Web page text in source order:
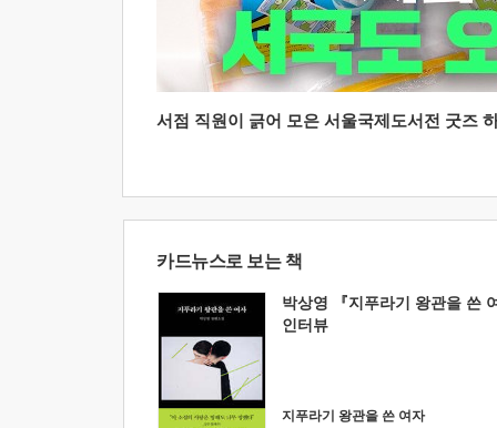
서점 직원이 긁어 모은 서울국제도서전 굿즈
카드뉴스로 보는 책
박상영 『지푸라기 왕관을 쓴
인터뷰
지푸라기 왕관을 쓴 여자